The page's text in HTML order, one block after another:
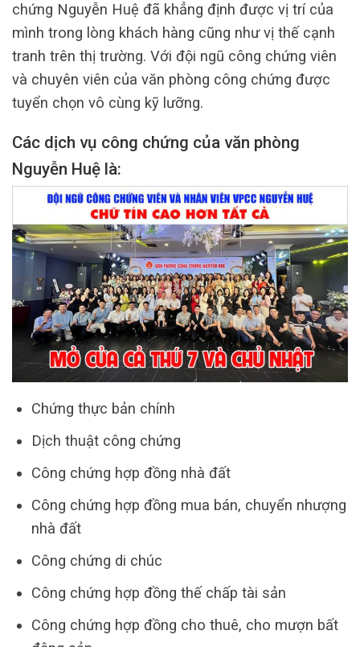
chứng Nguyễn Huệ đã khẳng định được vị trí của
mình trong lòng khách hàng cũng như vị thế cạnh
tranh trên thị trường. Với đội ngũ công chứng viên
và chuyên viên của văn phòng công chứng được
tuyển chọn vô cùng kỹ lưỡng.
Các dịch vụ công chứng của văn phòng
Nguyễn Huệ là:
Chứng thực bản chính
Dịch thuật công chứng
Công chứng hợp đồng nhà đất
Công chứng hợp đồng mua bán, chuyển nhượng
nhà đất
Công chứng di chúc
Công chứng hợp đồng thế chấp tài sản
Công chứng hợp đồng cho thuê, cho mượn bất